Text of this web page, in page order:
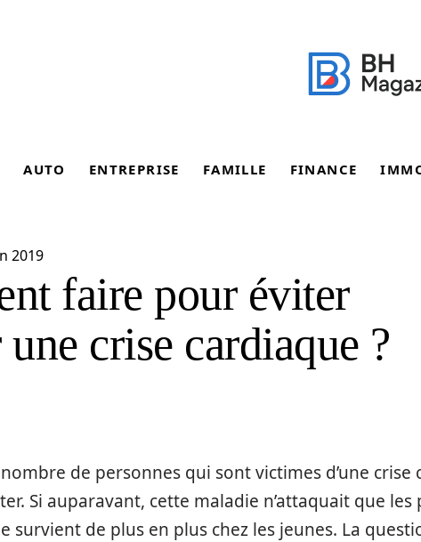
AUTO ENTREPRISE FAMILLE FINANCE
2019
faire pour éviter
crise cardiaque ?
de personnes qui sont victimes d’une crise
Si auparavant, cette maladie n’attaquait que les
survient de plus en plus chez les jeunes. La